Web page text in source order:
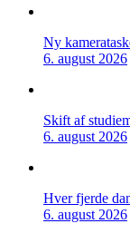
Ny
6. august 2026
Skift af
6. august 2026
Hver fjerde
6. august 2026